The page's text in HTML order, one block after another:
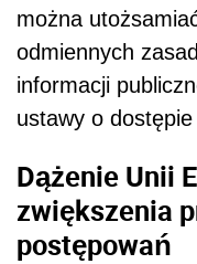
można
odmiennych
informacji
ustawy o
Dążenie Unii
zwiększenia
postępowań